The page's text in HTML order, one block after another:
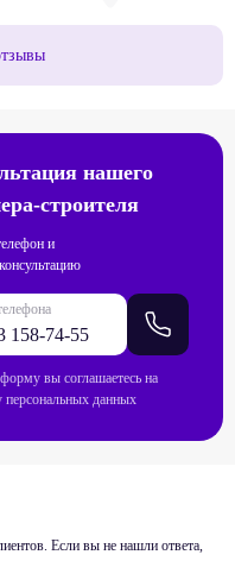
прочность и
гарантированы.
сваю. Очень удобный и
привезли своим
после окончания работ
предоставили
нашего
строителя
и
вы соглашаетесь на
персональных данных
Если вы не нашли ответа,